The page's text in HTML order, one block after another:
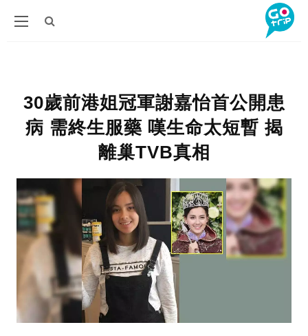
30歲前港姐冠軍謝嘉怡首公開患
病 需終生服藥 嘆生命太短暫 揭
離巢TVB真相